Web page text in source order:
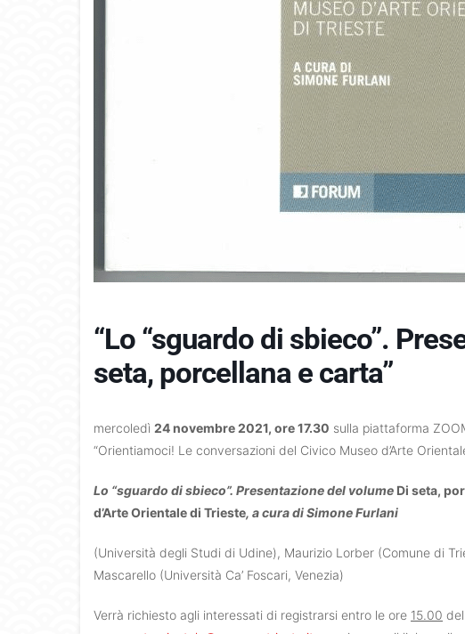
“Lo “sguardo di sbieco”.
seta, porcellana e carta”
mercoledì 24 novembre 2021, ore 17.30 sulla piattaforma
“Orientiamoci! Le conversazioni del Civico Museo d’Arte
Lo “sguardo di sbieco”. Presentazione del volume Di seta,
d’Arte Orientale di Trieste, a cura di Simone Furlani
(Università degli Studi di Udine), Maurizio Lorber (Comune di
Mascarello (Università Ca’ Foscari, Venezia)
Verrà richiesto agli interessati di registrarsi entro le ore 15.00